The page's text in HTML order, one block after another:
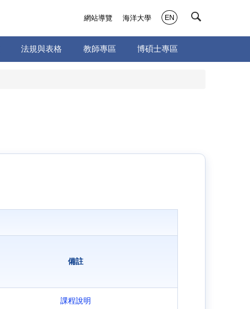
法規與表格 教師專區 博碩士專區
網站導覽 海洋大學 EN
備註
課程說明